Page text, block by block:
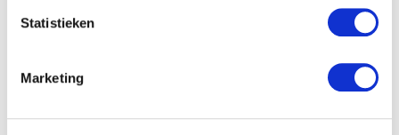
Statistieken
Marketing